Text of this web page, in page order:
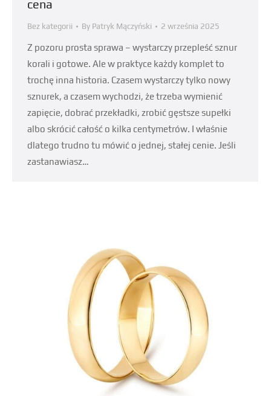
cena
Bez kategorii By Patryk Mączyński 2 września 2025
Z pozoru prosta sprawa – wystarczy przepleść sznur
korali i gotowe. Ale w praktyce każdy komplet to
trochę inna historia. Czasem wystarczy tylko nowy
sznurek, a czasem wychodzi, że trzeba wymienić
zapięcie, dobrać przekładki, zrobić gęstsze supełki
albo skrócić całość o kilka centymetrów. I właśnie
dlatego trudno tu mówić o jednej, stałej cenie. Jeśli
zastanawiasz…